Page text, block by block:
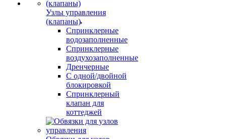
Узлы управления
(клапаны)
Спринклерные
водозаполненные
Спринклерные
воздухозаполненные
Дренчерные
С одной/двойной
блокировкой
Спринклерный
клапан для
коттеджей